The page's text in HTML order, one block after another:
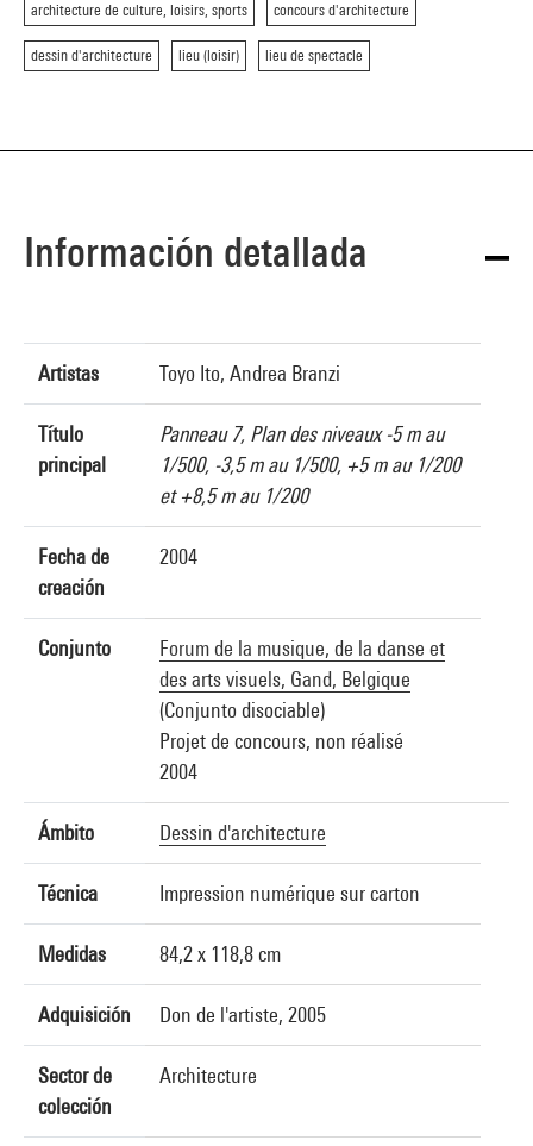
architecture de culture, loisirs, sports concours d'architecture
dessin d'architecture lieu (loisir) lieu de spectacle
Información detallada
Artistas Toyo Ito, Andrea Branzi
Título
principal
Panneau 7, Plan des niveaux -5 m au
1/500, -3,5 m au 1/500, +5 m au 1/200
et +8,5 m au 1/200
Fecha de
creación
2004
Conjunto
Forum de la musique, de la danse et
des arts visuels, Gand, Belgique
(Conjunto disociable)
Projet de concours, non réalisé
2004
Ámbito Dessin d'architecture
Técnica Impression numérique sur carton
Medidas 84,2 x 118,8 cm
Adquisición Don de l'artiste, 2005
Sector de
colección
Architecture